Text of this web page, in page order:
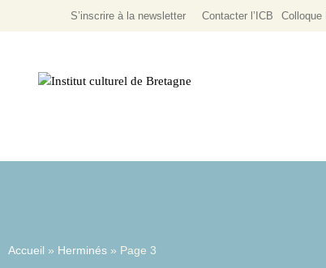
S’inscrire à la newsletter Contacter l’ICB Colloque
Accueil » Herminés » Page 3